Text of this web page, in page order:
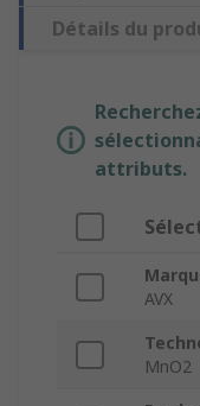
Détails du
attributs.
AVX
MnO2